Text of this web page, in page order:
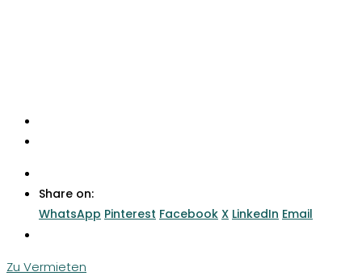
Share on:
WhatsApp Pinterest Facebook X LinkedIn Email
Zu Vermieten